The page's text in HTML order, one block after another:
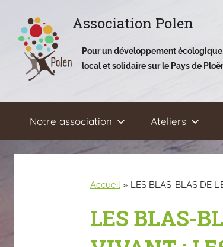
contenu
Association Polen
Pour un développement
local et solidaire sur le Pays de
Notre association Ateliers
Accueil » LES BLAS-BLAS DE
LES BLAS-